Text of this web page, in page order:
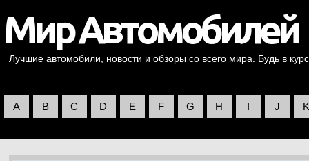
Лучшие автомобили, новости и обзоры со всего мира. Будь в
A B C D E F G H I J K